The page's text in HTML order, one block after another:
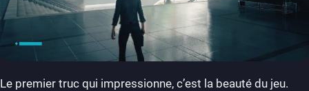
Le premier truc qui impressionne, c’est la beauté du jeu.